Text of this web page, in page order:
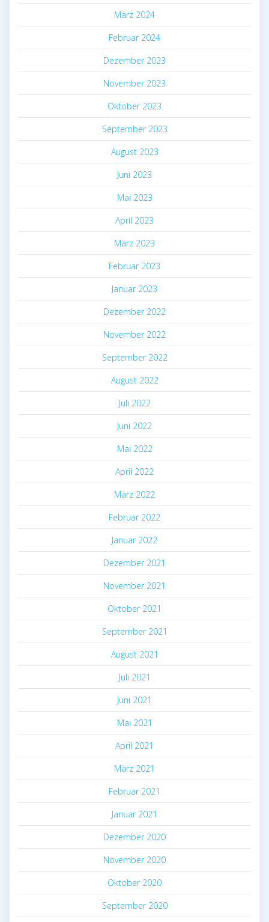
März 2024
Februar 2024
Dezember 2023
November 2023
Oktober 2023
September 2023
August 2023
Juni 2023
Mai 2023
April 2023
März 2023
Februar 2023
Januar 2023
Dezember 2022
November 2022
September 2022
August 2022
Juli 2022
Juni 2022
Mai 2022
April 2022
März 2022
Februar 2022
Januar 2022
Dezember 2021
November 2021
Oktober 2021
September 2021
August 2021
Juli 2021
Juni 2021
Mai 2021
April 2021
März 2021
Februar 2021
Januar 2021
Dezember 2020
November 2020
Oktober 2020
September 2020